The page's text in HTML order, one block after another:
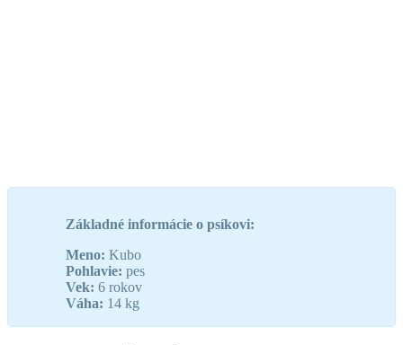
Základné informácie o psíkovi:
Meno: Kubo
Pohlavie: pes
Vek: 6 rokov
Váha: 14 kg